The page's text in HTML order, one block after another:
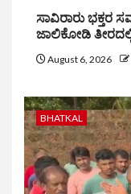
ಸಾವಿರಾರು ಭಕ್ತರ
ಜಾಲಿಕೋಡಿ
August 6, 2026
BHATKAL